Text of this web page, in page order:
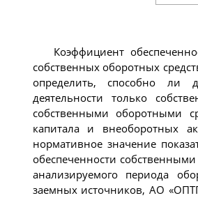
Коэффициент
собственных оборотных
определить, способно ли
деятельности только
собственными оборотными
капитала и внеоборотных
нормативное значение
обеспеченности
анализируемого периода
заемных источников, АО